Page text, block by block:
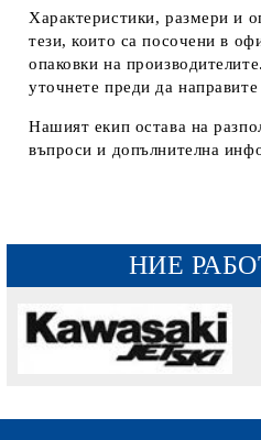
Характеристики, размери и
тези, които са посочени в
опаковки на
уточнете преди да
Нашият екип остава на
въпроси и допълнителна
НИЕ